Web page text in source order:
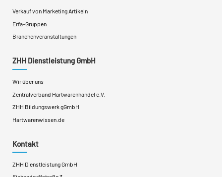
Verkauf von Marketing Artikeln
Erfa-Gruppen
Branchenveranstaltungen
ZHH Dienstleistung GmbH
Wir über uns
Zentralverband Hartwarenhandel e.V.
ZHH Bildungswerk gGmbH
Hartwarenwissen.de
Kontakt
ZHH Dienstleistung GmbH